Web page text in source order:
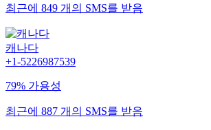
최근에 849 개의 SMS를 받음
캐나다
+1-5226987539
79% 가용성
최근에 887 개의 SMS를 받음